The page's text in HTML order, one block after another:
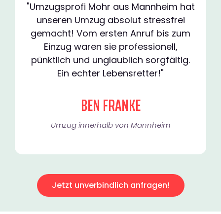
"Umzugsprofi Mohr aus Mannheim hat
unseren Umzug absolut stressfrei
gemacht! Vom ersten Anruf bis zum
Einzug waren sie professionell,
pünktlich und unglaublich sorgfältig.
Ein echter Lebensretter!"
BEN FRANKE
Umzug innerhalb von Mannheim​
Jetzt unverbindlich anfragen!